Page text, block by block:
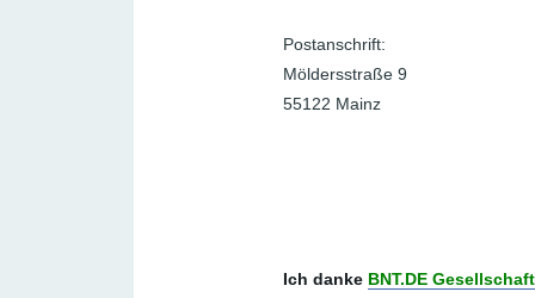
Postanschrift:
Möldersstraße 9
55122 Mainz
Ich danke BNT.DE